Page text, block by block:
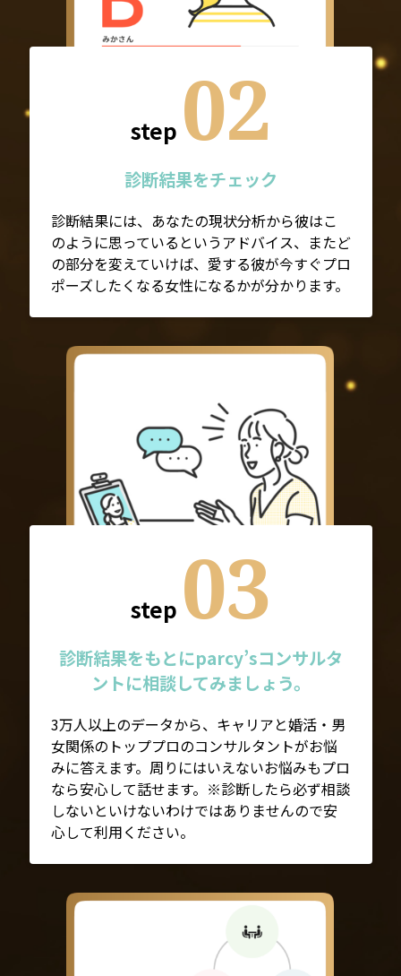
step 02
診断結果をチェック
診断結果には、あなたの現状分析から彼はこ
のように思っているというアドバイス、またど
の部分を変えていけば、愛する彼が今すぐプロ
ポーズしたくなる女性になるかが分かります。
step 03
診断結果をもとにparcy’sコンサルタ
ントに相談してみましょう。
3万人以上のデータから、キャリアと婚活・男
女関係のトッププロのコンサルタントがお悩
みに答えます。周りにはいえないお悩みもプロ
なら安心して話せます。※診断したら必ず相談
しないといけないわけではありませんので安
心して利用ください。